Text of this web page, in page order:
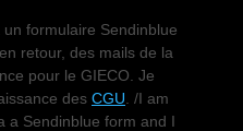
formulaire Sendinblue
retour, des mails de la
pour le GIECO. Je
des CGU . /I am
a Sendinblue form and I